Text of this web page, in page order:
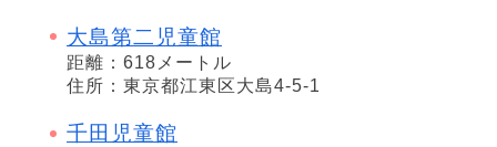
大島第二児童館
距離：618メートル
住所：東京都江東区大島4-5-1
千田児童館